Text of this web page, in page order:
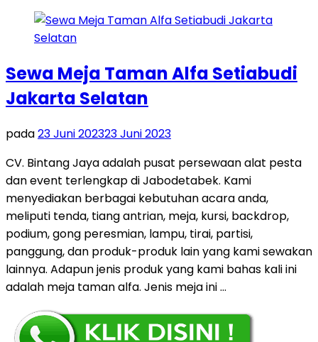
Sewa Meja Taman Alfa Setiabudi
Jakarta Selatan
pada23 Juni 202323 Juni 2023
CV. Bintang Jaya adalah pusat persewaan alat pesta
dan event terlengkap di Jabodetabek. Kami
menyediakan berbagai kebutuhan acara anda,
meliputi tenda, tiang antrian, meja, kursi, backdrop,
podium, gong peresmian, lampu, tirai, partisi,
panggung, dan produk-produk lain yang kami sewakan
lainnya. Adapun jenis produk yang kami bahas kali ini
adalah meja taman alfa. Jenis meja ini …